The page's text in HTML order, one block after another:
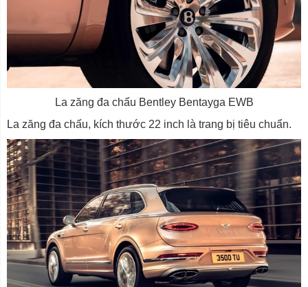
La zăng đa chấu Bentley Bentayga EWB
La zăng đa chấu, kích thước 22 inch là trang bị tiêu chuẩn.